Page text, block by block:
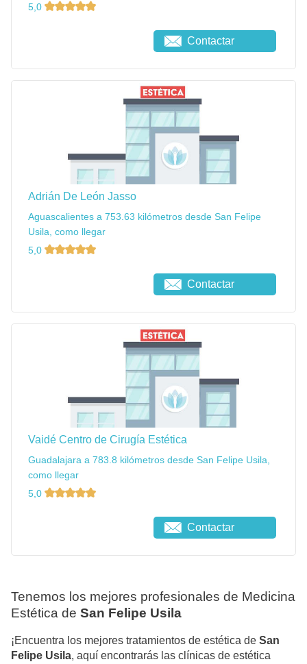
5,0
Contactar
Adrián De León Jasso
Aguascalientes a 753.63 kilómetros desde San Felipe
Usila, como llegar
5,0
Contactar
Vaidé Centro de Cirugía Estética
Guadalajara a 783.8 kilómetros desde San Felipe Usila,
como llegar
5,0
Contactar
Tenemos los mejores profesionales de Medicina
Estética de San Felipe Usila
¡Encuentra los mejores tratamientos de estética de San
Felipe Usila, aquí encontrarás las clínicas de estética